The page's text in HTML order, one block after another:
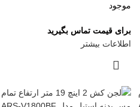
موجود
برای قیمت تماس بگیرید
اطلاعات بیشتر